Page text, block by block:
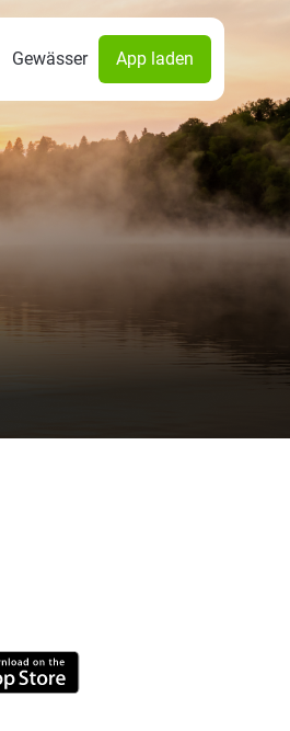
Gewässer App laden